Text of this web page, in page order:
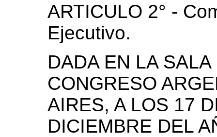
ARTICULO 2° -
Ejecutivo.
DADA EN LA
CONGRESO
AIRES, A LOS 17
DICIEMBRE DEL